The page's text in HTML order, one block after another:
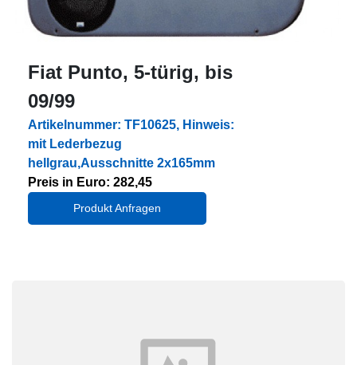
Fiat Punto, 5-türig, bis
09/99
Artikelnummer: TF10625, Hinweis:
mit Lederbezug
hellgrau,Ausschnitte 2x165mm
Preis in Euro: 282,45
Produkt Anfragen